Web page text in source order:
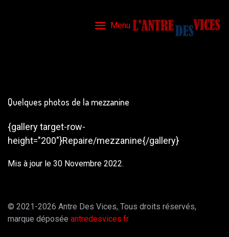
Menu
Quelques photos de la mezzanine
{gallery target-row-
height="200"}Repaire/mezzanine{/gallery}
Mis à jour le 30 Novembre 2022.
© 2021-2026 Antre Des Vices, Tous droits réservés,
marque déposée antredesvices.fr